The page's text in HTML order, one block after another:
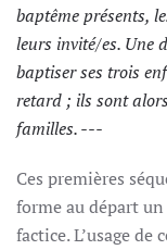
baptême présents,
leurs invité/es. Une
baptiser ses trois
retard ; ils sont
familles. ---
Ces premières
forme au départ
factice. L’usage